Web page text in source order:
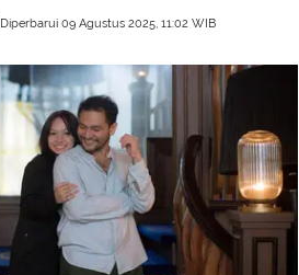
Diperbarui 09 Agustus 2025, 11:02 WIB